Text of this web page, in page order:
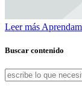
Leer más
Buscar contenido